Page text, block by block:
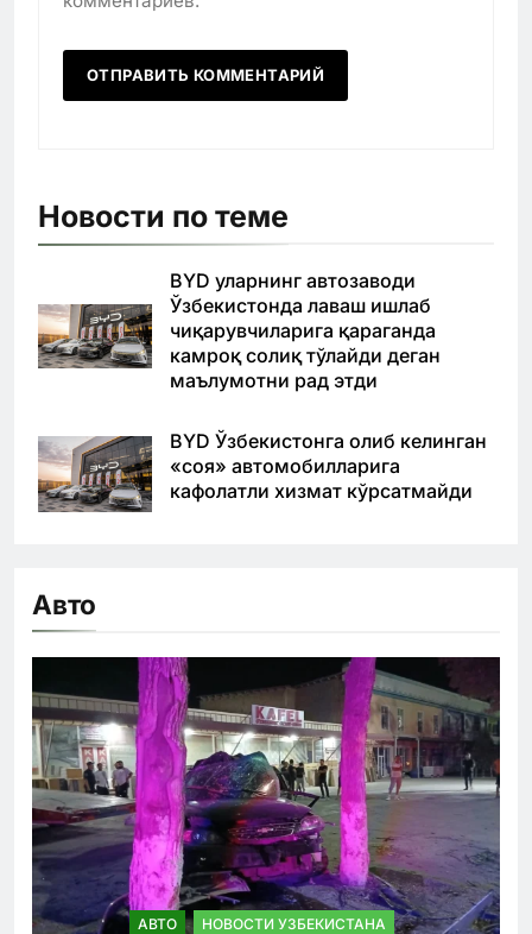
Новости по теме
BYD уларнинг автозаводи
Ўзбекистонда лаваш ишлаб
чиқарувчиларига қараганда
камроқ солиқ тўлайди деган
маълумотни рад этди
BYD Ўзбекистонга олиб келинган
«соя» автомобилларига
кафолатли хизмат кўрсатмайди
Авто
АВТО НОВОСТИ УЗБЕКИСТАНА